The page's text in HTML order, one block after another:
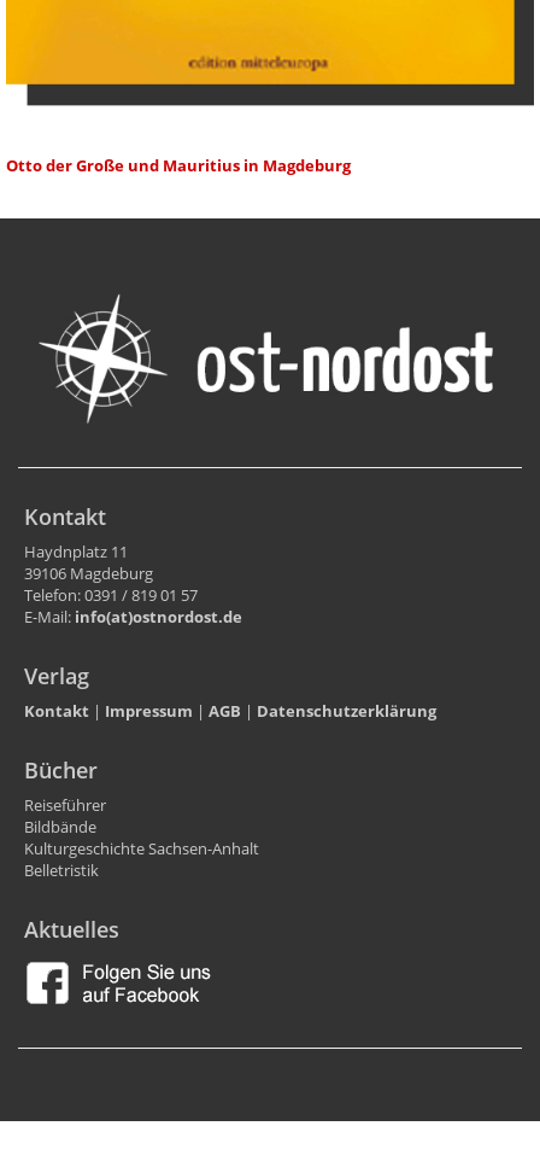
Otto der Große und Mauritius in Magdeburg
Kontakt
Haydnplatz 11
39106 Magdeburg
Telefon: 0391 / 819 01 57
E-Mail: info(at)ostnordost.de
Verlag
Kontakt | Impressum | AGB | Datenschutzerklärung
Bücher
Reiseführer
Bildbände
Kulturgeschichte Sachsen-Anhalt
Belletristik
Aktuelles